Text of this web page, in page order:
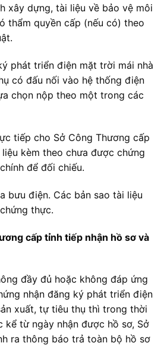
xây dựng, tài liệu về bảo vệ môi
thẩm quyền cấp (nếu có) theo
phát triển điện mặt trời mái nhà
có đấu nối vào hệ thống điện
chọn nộp theo một trong các
tiếp cho Sở Công Thương cấp
kèm theo chưa được chứng
để đối chiếu.
bưu điện. Các bản sao tài liệu
thực.
cấp tỉnh tiếp nhận hồ sơ và
đầy đủ hoặc không đáp ứng
nhận đăng ký phát triển điện
xuất, tự tiêu thụ thì trong thời
kể từ ngày nhận được hồ sơ, Sở
ra thông báo trả toàn bộ hồ sơ